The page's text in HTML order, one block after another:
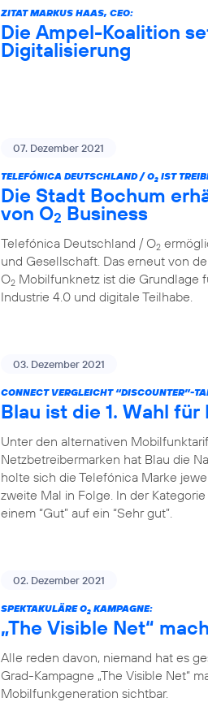
ZITAT MARKUS HAAS, CEO:
Die Ampel-Koalition
Digitalisierung
07. Dezember 2021
TELEFÓNICA DEUTSCHLAND / O2 IST
Die Stadt Bochum
von O2 Business
Telefónica Deutschland / O2
und Gesellschaft. Das erneut von
O2 Mobilfunknetz ist die Grundlage
Industrie 4.0 und digitale Teilhabe.
03. Dezember 2021
CONNECT VERGLEICHT “DISCOUNTER”-
Blau ist die 1. Wahl
Unter den alternativen
Netzbetreibermarken hat Blau die
holte sich die Telefónica Marke
zweite Mal in Folge. In der
einem “Gut” auf ein “Sehr gut”.
02. Dezember 2021
SPEKTAKULÄRE O2 KAMPAGNE:
„The Visible Net“
Alle reden davon, niemand hat es
Grad-Kampagne „The Visible Net“
Mobilfunkgeneration sichtbar.